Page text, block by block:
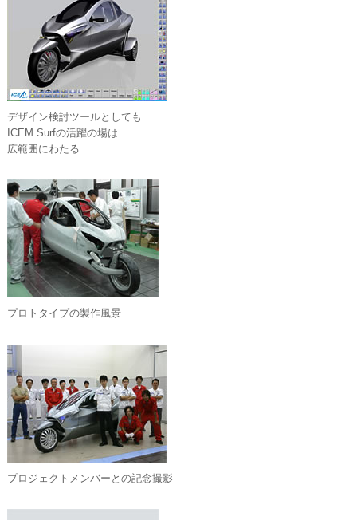
デザイン検討ツールとしても
ICEM Surfの活躍の場は
広範囲にわたる
プロトタイプの製作風景
プロジェクトメンバーとの記念撮影